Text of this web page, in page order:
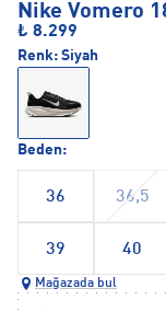
Nike Vomero
₺ 8.299
Beden:
36 36,5
39 40
Renk: Siyah
Mağazada bul